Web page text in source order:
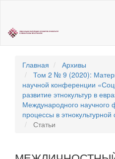
содержанию
страницы
навигация
Основное
содержание
Боковая
панель
Главная
Архивы
Том 2 № 9 (2020):
научной конференции
развитие этнокультур в
Международного
процессы в
Статьи